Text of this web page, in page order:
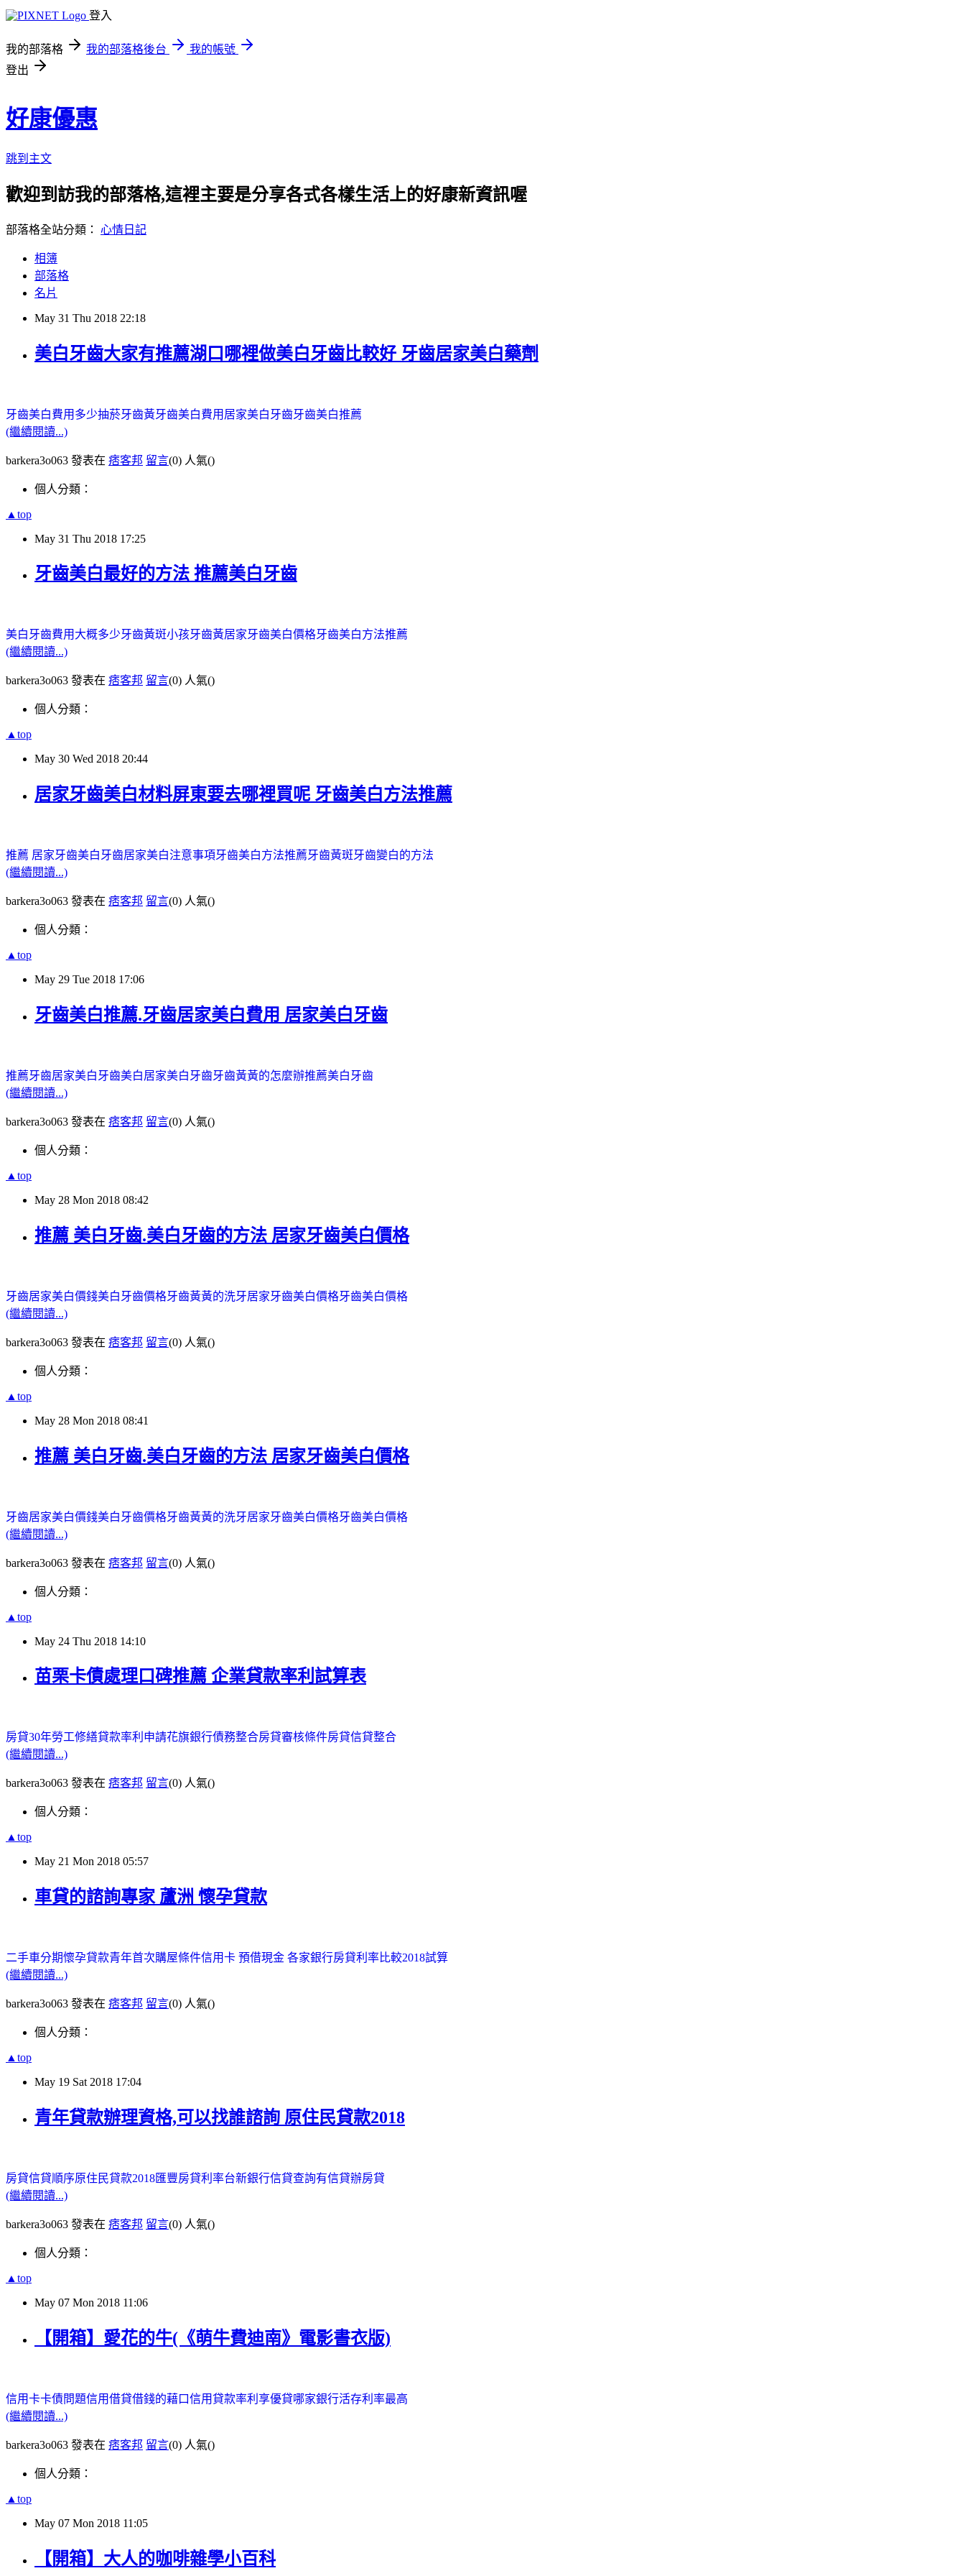
登入
我的部落格 我的部落格後台
我的帳號
登出
好康優惠
跳到主文
歡迎到訪我的部落格,這裡主要是分享各式各樣生活上的好康新資訊喔
部落格全站分類： 心情日記
相簿
部落格
名片
May 31 Thu 2018 22:18
美白牙齒大家有推薦湖口哪裡做美白牙齒比較好 牙齒居家美白藥劑
牙齒美白費用多少抽菸牙齒黃牙齒美白費用 居家美白牙齒牙齒美白推薦
(繼續閱讀...)
barkera3o063 發表在 痞客邦 留言(0) 人氣()
個人分類：
▲top
May 31 Thu 2018 17:25
牙齒美白最好的方法 推薦美白牙齒
美白牙齒費用大概多少牙齒黃斑小孩牙齒黃居家牙齒美白價格牙齒美白方法推薦
(繼續閱讀...)
barkera3o063 發表在 痞客邦 留言(0) 人氣()
個人分類：
▲top
May 30 Wed 2018 20:44
居家牙齒美白材料屏東要去哪裡買呢 牙齒美白方法推薦
推薦 居家牙齒美白 牙齒居家美白注意事項牙齒美白方法推薦牙齒黃斑牙齒變白的方法
(繼續閱讀...)
barkera3o063 發表在 痞客邦 留言(0) 人氣()
個人分類：
▲top
May 29 Tue 2018 17:06
牙齒美白推薦.牙齒居家美白費用 居家美白牙齒
推薦牙齒居家美白 牙齒美白居家美白牙齒牙齒黃黃的怎麼辦推薦美白牙齒
(繼續閱讀...)
barkera3o063 發表在 痞客邦 留言(0) 人氣()
個人分類：
▲top
May 28 Mon 2018 08:42
推薦 美白牙齒.美白牙齒的方法 居家牙齒美白價格
牙齒居家美白價錢美白牙齒價格牙齒黃黃的洗牙居家牙齒美白價格牙齒美白價格
(繼續閱讀...)
barkera3o063 發表在 痞客邦 留言(0) 人氣()
個人分類：
▲top
May 28 Mon 2018 08:41
推薦 美白牙齒.美白牙齒的方法 居家牙齒美白價格
牙齒居家美白價錢美白牙齒價格牙齒黃黃的洗牙居家牙齒美白價格牙齒美白價格
(繼續閱讀...)
barkera3o063 發表在 痞客邦 留言(0) 人氣()
個人分類：
▲top
May 24 Thu 2018 14:10
苗栗卡債處理口碑推薦 企業貸款率利試算表
房貸30年勞工修繕貸款率利申請花旗銀行債務整合房貸審核條件房貸信貸整合
(繼續閱讀...)
barkera3o063 發表在 痞客邦 留言(0) 人氣()
個人分類：
▲top
May 21 Mon 2018 05:57
車貸的諮詢專家 蘆洲 懷孕貸款
二手車分期懷孕貸款青年首次購屋條件信用卡 預借現金 各家銀行房貸利率比較2018試算
(繼續閱讀...)
barkera3o063 發表在 痞客邦 留言(0) 人氣()
個人分類：
▲top
May 19 Sat 2018 17:04
青年貸款辦理資格,可以找誰諮詢 原住民貸款2018
房貸信貸順序原住民貸款2018匯豐房貸利率台新銀行信貸查詢有信貸辦房貸
(繼續閱讀...)
barkera3o063 發表在 痞客邦 留言(0) 人氣()
個人分類：
▲top
May 07 Mon 2018 11:06
【開箱】愛花的牛(《萌牛費迪南》電影書衣版)
信用卡卡債問題信用借貸借錢的藉口信用貸款率利享優貸哪家銀行活存利率最高
(繼續閱讀...)
barkera3o063 發表在 痞客邦 留言(0) 人氣()
個人分類：
▲top
May 07 Mon 2018 11:05
【開箱】大人的咖啡雜學小百科